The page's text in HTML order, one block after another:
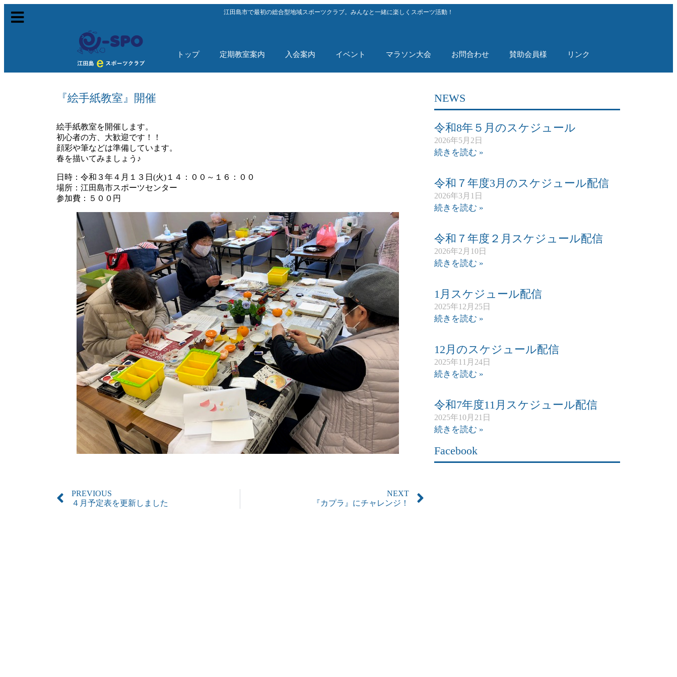
江田島市で最初の総合型地域スポーツクラブ。みんなと一緒に楽しくスポーツ活動！
トップ 定期教室案内 入会案内 イベント マラソン大会 お問合わせ 賛助会員様 リンク
『絵手紙教室』開催
絵手紙教室を開催します。
初心者の方、大歓迎です！！
顔彩や筆などは準備しています。
春を描いてみましょう♪
日時：令和３年４月１３日(火)１４：００～１６：００
場所：江田島市スポーツセンター
参加費：５００円
PREVIOUS
４月予定表を更新しました
NEXT
『カプラ』にチャレンジ！
NEWS
令和8年５月のスケジュール
2026年5月2日
続きを読む »
令和７年度3月のスケジュール配信
2026年3月1日
続きを読む »
令和７年度２月スケジュール配信
2026年2月10日
続きを読む »
1月スケジュール配信
2025年12月25日
続きを読む »
12月のスケジュール配信
2025年11月24日
続きを読む »
令和7年度11月スケジュール配信
2025年10月21日
続きを読む »
Facebook